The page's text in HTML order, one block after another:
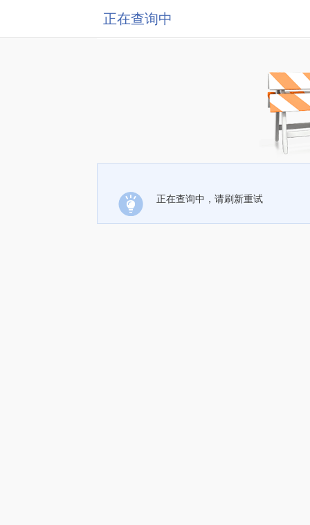
正在查询中
正在查询中，请刷新重试